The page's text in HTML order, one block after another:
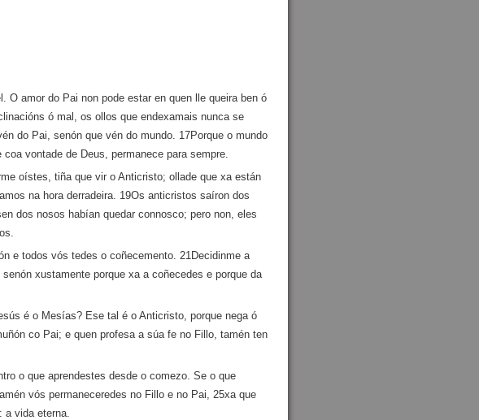
O amor do Pai non pode estar en quen lle queira ben ó
ó mal, os ollos que endexamais nunca se
do Pai, senón que vén do mundo. 17Porque o mundo
vontade de Deus, permanece para sempre.
oístes, tiña que vir o Anticristo; ollade que xa están
na hora derradeira. 19Os anticristos saíron dos
dos nosos habían quedar connosco; pero non, eles
e todos vós tedes o coñecemento. 21Decidinme a
xustamente porque xa a coñecedes e porque da
é o Mesías? Ese tal é o Anticristo, porque nega ó
co Pai; e quen profesa a súa fe no Fillo, tamén ten
o que aprendestes desde o comezo. Se o que
vós permaneceredes no Fillo e no Pai, 25xa que
a vida eterna.